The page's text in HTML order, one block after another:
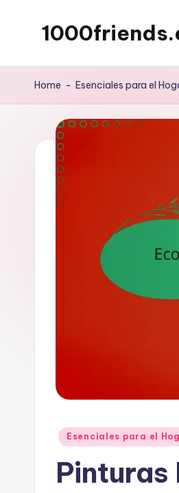
Home - Esenciales para el
Posted
Esenciales para el